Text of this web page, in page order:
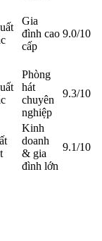
Gia
đình cao
cấp
9.0/10
Phòng
hát
chuyên
nghiệp
9.3/10
Kinh
doanh
& gia
đình lớn
9.1/10